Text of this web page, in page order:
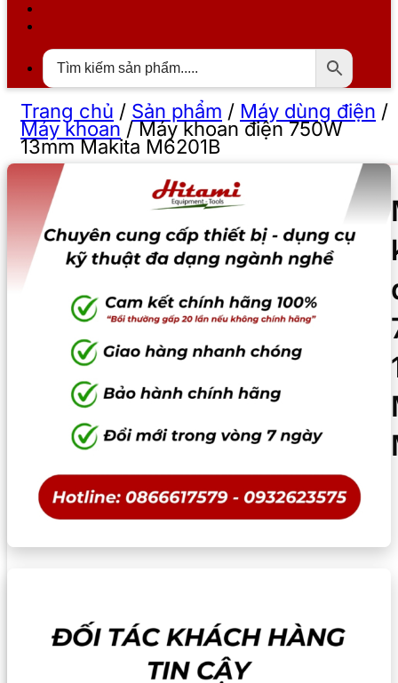
Trang chủ / Sản phẩm / Máy dùng điện /
Máy khoan/Máy khoan điện 750W
13mm Makita M6201B